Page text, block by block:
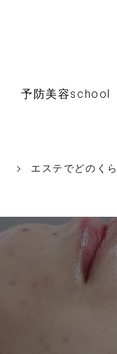
予防美容school
エステでどのく